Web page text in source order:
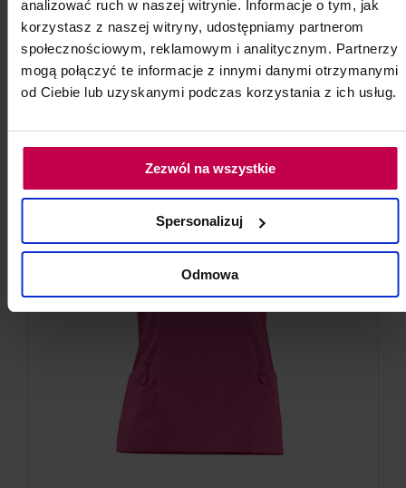
analizować ruch w naszej witrynie. Informacje o tym, jak
korzystasz z naszej witryny, udostępniamy partnerom
społecznościowym, reklamowym i analitycznym. Partnerzy
mogą połączyć te informacje z innymi danymi otrzymanymi
od Ciebie lub uzyskanymi podczas korzystania z ich usług.
Zezwól na wszystkie
Spersonalizuj
Odmowa
długość - 72,5 cm
rękaw 22.9 cm